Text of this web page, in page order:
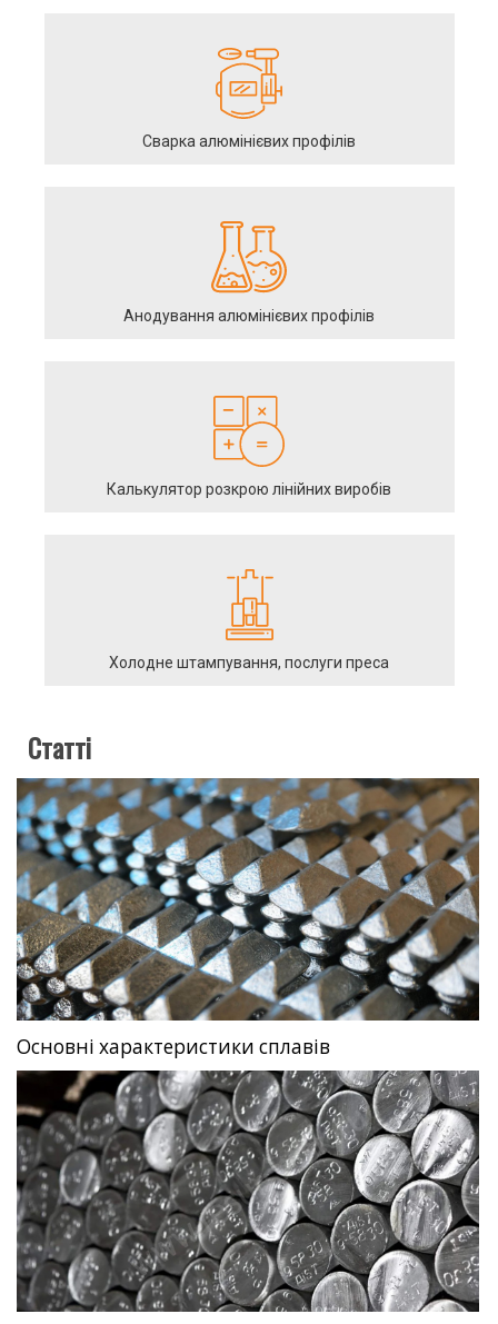
Сварка алюмінієвих профілів
Анодування алюмінієвих профілів
Калькулятор розкрою лінійних виробів
Холодне штампування, послуги преса
Статті
Основні характеристики сплавів